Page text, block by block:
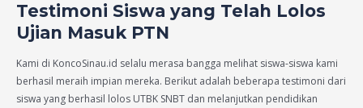
Testimoni Siswa yang Telah Lolos
Ujian Masuk PTN
Kami di KoncoSinau.id selalu merasa bangga melihat siswa-siswa kami
berhasil meraih impian mereka. Berikut adalah beberapa testimoni dari
siswa yang berhasil lolos UTBK SNBT dan melanjutkan pendidikan